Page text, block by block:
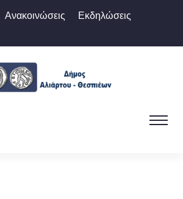
Ανακοινώσεις Εκδηλώσεις